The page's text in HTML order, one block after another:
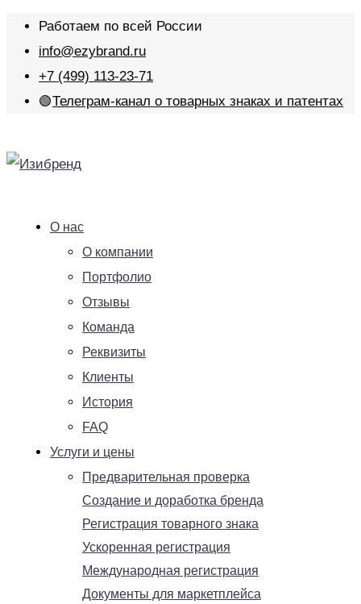
Работаем по всей России
info@ezybrand.ru
+7 (499) 113-23-71
🟢Телеграм-канал о товарных знаках и патентах
О нас
О компании
Портфолио
Отзывы
Команда
Реквизиты
Клиенты
История
FAQ
Услуги и цены
Предварительная проверка
Создание и доработка бренда
Регистрация товарного знака
Ускоренная регистрация
Международная регистрация
Документы для маркетплейса